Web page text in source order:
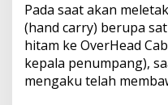
Pada saat akan
(hand carry) berupa
hitam ke OverHead
kepala penumpang),
mengaku telah